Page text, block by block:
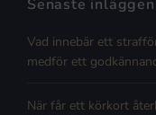
Senaste inläggen
Vad innebär ett
medför ett
När får ett körkort